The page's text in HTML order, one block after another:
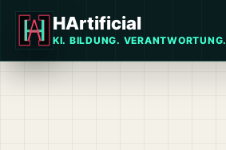
wechseln
HArtificial
KI. BILDUNG. VERANTWORTUNG.